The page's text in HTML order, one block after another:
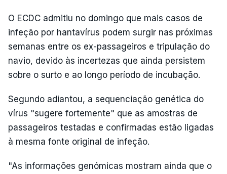
O ECDC admitiu no domingo que mais casos de
infeção por hantavírus podem surgir nas próximas
semanas entre os ex-passageiros e tripulação do
navio, devido às incertezas que ainda persistem
sobre o surto e ao longo período de incubação.
Segundo adiantou, a sequenciação genética do
vírus "sugere fortemente" que as amostras de
passageiros testadas e confirmadas estão ligadas
à mesma fonte original de infeção.
"As informações genómicas mostram ainda que o